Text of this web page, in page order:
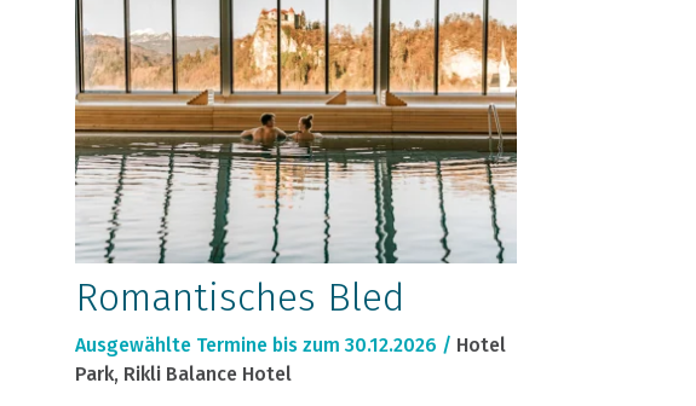
Romantisches Bled
Ausgewählte Termine bis zum 30.12.2026 / Hotel
Park, Rikli Balance Hotel